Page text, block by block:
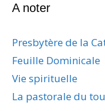
A noter
Presbytère de la
Feuille Dominicale
Vie spirituelle
La pastorale du